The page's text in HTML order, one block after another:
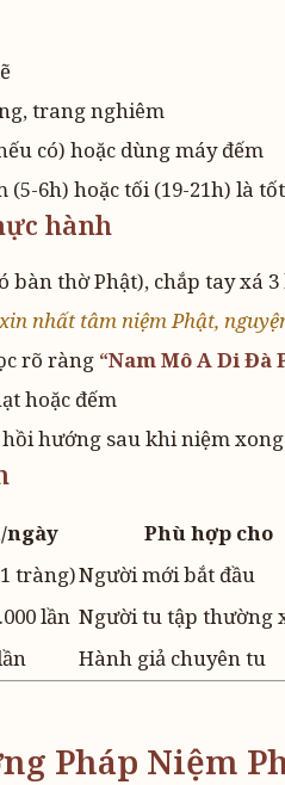
trang nghiêm
có) hoặc dùng máy đếm
(5-6h) hoặc tối (19-21h) là
hành
bàn thờ Phật), chắp tay xá 3
nhất tâm niệm Phật,
rõ ràng “Nam Mô A Di Đà
hoặc đếm
hướng sau khi niệm xong
ngày
Phù hợp cho
tràng)Người mới bắt đầu
lần Người tu tập thường
Hành giả chuyên tu
Pháp Niệm